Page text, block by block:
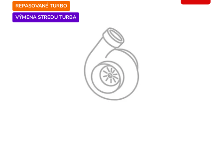
REPASOVANÉ TURBO
VÝMENA STREDU TURBA